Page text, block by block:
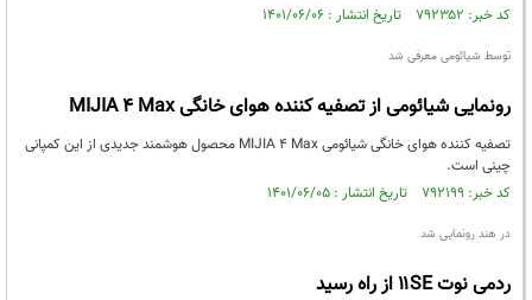
کد خبر: ۷۹۲۳۵۲ تاریخ انتشار : ۱۴۰۱/۰۶/۰۶
توسط شیائومی معرفی شد
رونمایی شیائومی از تصفیه کننده هوای خانگی MIJIA 4 Max
تصفیه کننده هوای خانگی شیائومی MIJIA 4 Max محصول هوشمند جدیدی از این کمپانی
چینی است.
کد خبر: ۷۹۲۱۹۹ تاریخ انتشار : ۱۴۰۱/۰۶/۰۵
در هند رونمایی شد
ردمی نوت ۱۱SE از راه رسید